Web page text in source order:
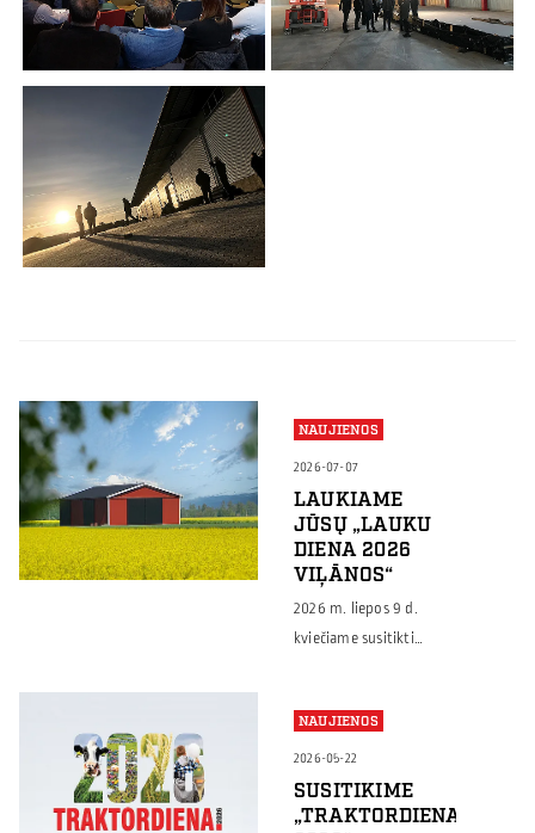
NAUJIENOS
2026-07-07
LAUKIAME
JŪSŲ „LAUKU
DIENA 2026
VIĻĀNOS“
2026 m. liepos 9 d.
kviečiame susitikti
renginyje, kuriame
ūkininkai, žemės ūkio
specialistai ir verslo
atstovai dalinsis
NAUJIENOS
2026-05-22
SUSITIKIME
„TRAKTORDIENA